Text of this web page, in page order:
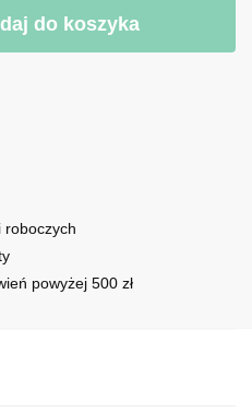
do koszyka
roboczych
powyżej 500 zł